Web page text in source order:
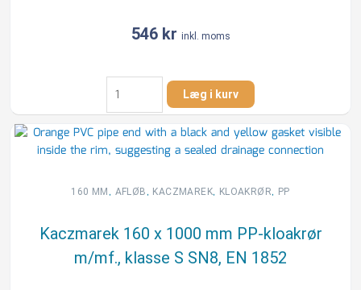
546 kr inkl. moms
Kaczmarek
160
mm
PVC-
trykskydemuffe,
grå,
antal
Læg i kurv
160 MM , AFLØB , KACZMAREK, KLOAKRØR, PP
Kaczmarek 160 x 1000 mm PP-kloakrør
m/mf., klasse S SN8, EN 1852